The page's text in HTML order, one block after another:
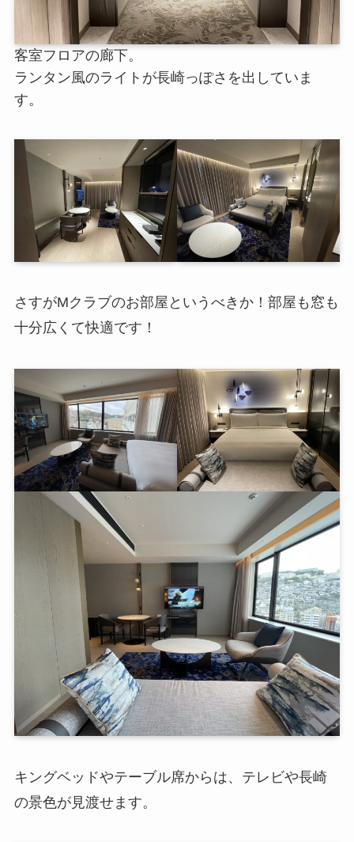
客室フロアの廊下。
ランタン風のライトが長崎っぽさを出していま
す。
さすがMクラブのお部屋というべきか！部屋も窓も
十分広くて快適です！
キングベッドやテーブル席からは、テレビや長崎
の景色が見渡せます。